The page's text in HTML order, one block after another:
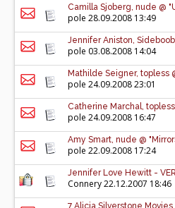
Camilla Sjoberg, nude @
pole 28.09.2008 13:49
Jennifer Aniston,
pole 03.08.2008 14:04
Mathilde Seigner, topless
pole 24.09.2008 23:01
Catherine Marchal, topless
pole 24.09.2008 16:47
Amy Smart, nude @
pole 22.09.2008 17:24
Jennifer Love Hewitt -
Connery 22.12.2007 18:46
7 Alicia Silverstone Movies